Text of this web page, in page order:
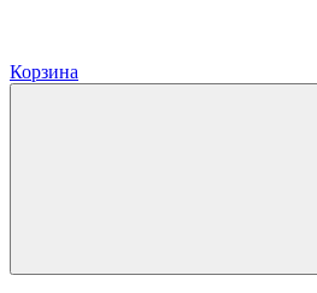
Корзина